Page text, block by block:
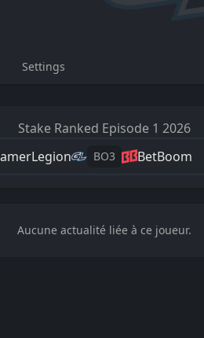
Settings
Stake Ranked Episode 1 2026
BO3 BetBoom
Aucune actualité liée à ce joueur.